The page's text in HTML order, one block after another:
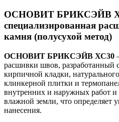
ОСНОВИТ БРИКСЭЙВ
специализированная
камня (полусухой метод)
ОСНОВИТ БРИКСЭЙВ ХС30
расшивки швов, разработанный
кирпичной кладки,
клинкерной плитки и
внутренних и наружных работ и
влажной земли, что определяет
нанесения.